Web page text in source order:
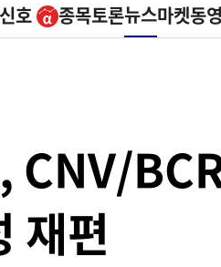
호 종목토론뉴스마켓동
CNV/
재편